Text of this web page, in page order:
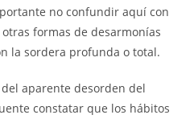
no confundir aquí con
formas de desarmonías
la sordera profunda o total.
aparente desorden del
constatar que los hábitos